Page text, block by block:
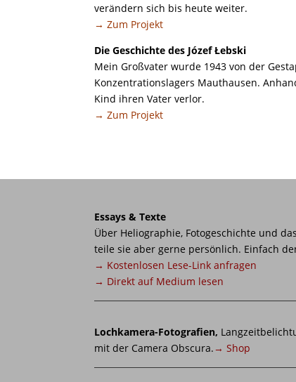
verändern sich bis heute weiter.
→ Zum Projekt
Die Geschichte des Józef Łebski
Mein Großvater wurde 1943 von der
Konzentrationslagers Mauthausen.
Kind ihren Vater verlor.
→ Zum Projekt
Essays & Texte
Über Heliographie, Fotogeschichte und
teile sie aber gerne persönlich. Einfach
→ Kostenlosen Lese-Link anfragen
→ Direkt auf Medium lesen
Lochkamera-Fotografien,
mit der Camera Obscura.→ Shop